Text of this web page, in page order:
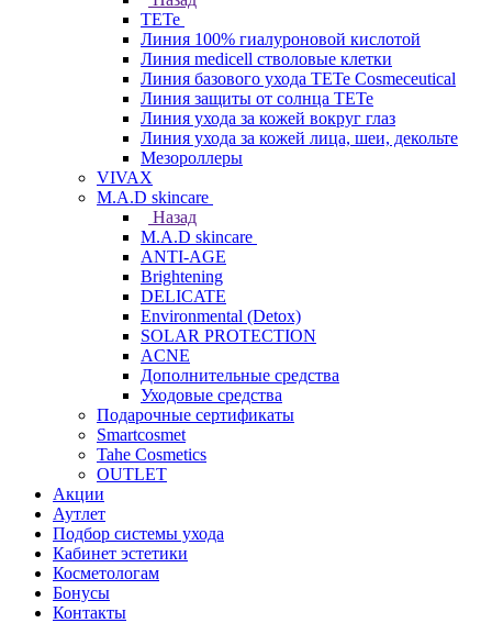
TETe
Линия 100% гиалуроновой кислотой
Линия medicell стволовые клетки
Линия базового ухода TETe Cosmeceutical
Линия защиты от солнца TETe
Линия ухода за кожей вокруг глаз
Линия ухода за кожей лица, шеи, декольте
Мезороллеры
VIVAX
M.A.D skincare
Назад
M.A.D skincare
ANTI-AGE
Brightening
DELICATE
Environmental (Detox)
SOLAR PROTECTION
АCNE
Дополнительные средства
Уходовые средства
Подарочные сертификаты
Smartcosmet
Tahe Cosmetics
OUTLET
Акции
Аутлет
Подбор системы ухода
Кабинет эстетики
Косметологам
Бонусы
Контакты